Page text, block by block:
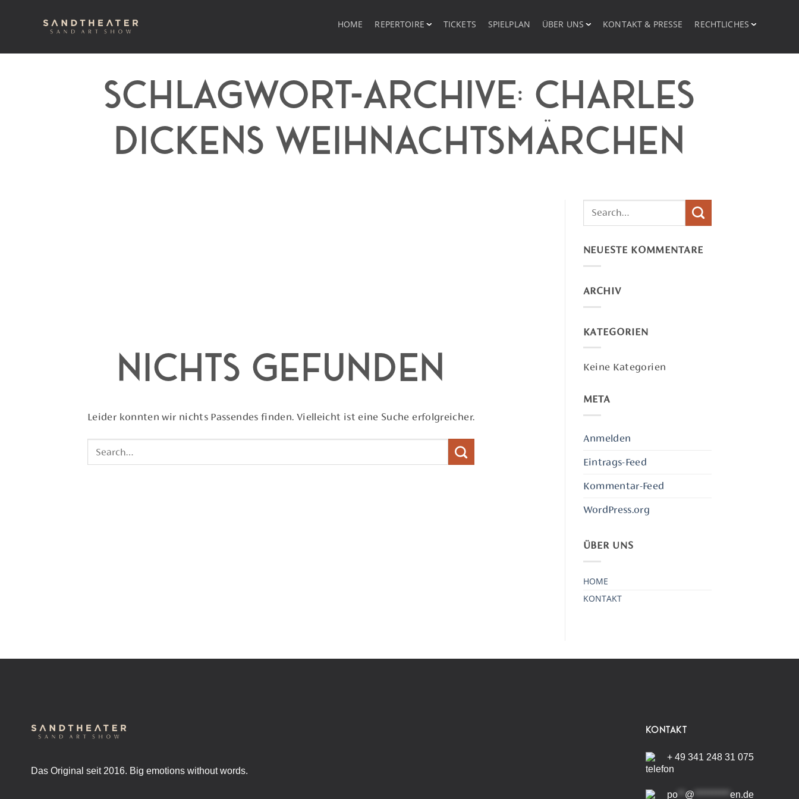
HOME REPERTOIRE TICKETS SPIELPLAN ÜBER UNS KONTAKT & PRESSE RECHTLICHES
SCHLAGWORT-ARCHIVE: CHARLES
DICKENS WEIHNACHTSMÄRCHEN
Nichts gefunden
Leider konnten wir nichts Passendes finden. Vielleicht ist eine Suche erfolgreicher.
NEUESTE KOMMENTARE
ARCHIV
KATEGORIEN
Keine Kategorien
META
Anmelden
Eintrags-Feed
Kommentar-Feed
WordPress.org
ÜBER UNS
HOME
KONTAKT
Das Original seit 2016. Big emotions without words.
KONTAKT
+ 49 341 248 31 075
po @ ********** en.de